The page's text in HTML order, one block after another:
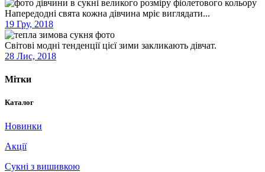
Напередодні свята кожна дівчина мріє виглядати...
19 Гру, 2018
Світові модні тенденції цієї зими закликають дівчат.
28 Лис, 2018
Мітки
Каталог
Новинки
Акції
Сукні з вишивкою